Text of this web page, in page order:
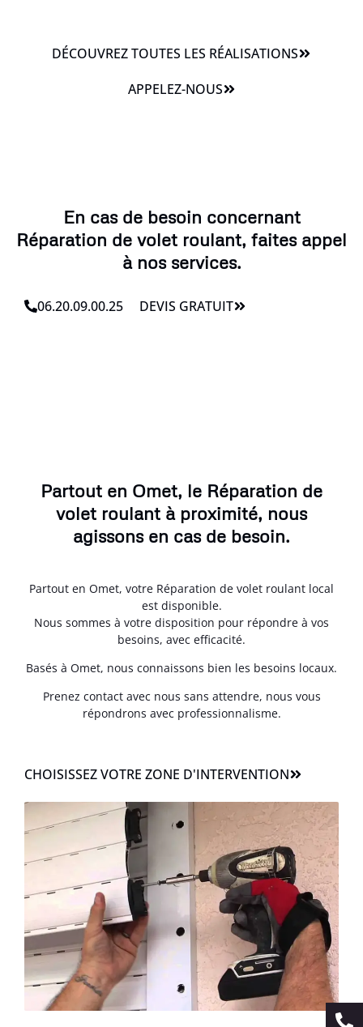
DÉCOUVREZ TOUTES LES RÉALISATIONS
APPELEZ-NOUS
En cas de besoin concernant
Réparation de volet roulant, faites appel
à nos services.
06.20.09.00.25 DEVIS GRATUIT
Partout en Omet, le Réparation de
volet roulant à proximité, nous
agissons en cas de besoin.
Partout en Omet, votre Réparation de volet roulant local
est disponible.
Nous sommes à votre disposition pour répondre à vos
besoins, avec efficacité.
Basés à Omet, nous connaissons bien les besoins locaux.
Prenez contact avec nous sans attendre, nous vous
répondrons avec professionnalisme.
CHOISISSEZ VOTRE ZONE D'INTERVENTION